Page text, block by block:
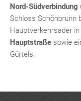
Nord-Südverbindung
Schloss Schönbrunn
Hauptverkehrsader
Hauptstraße sowie
Gürtels.